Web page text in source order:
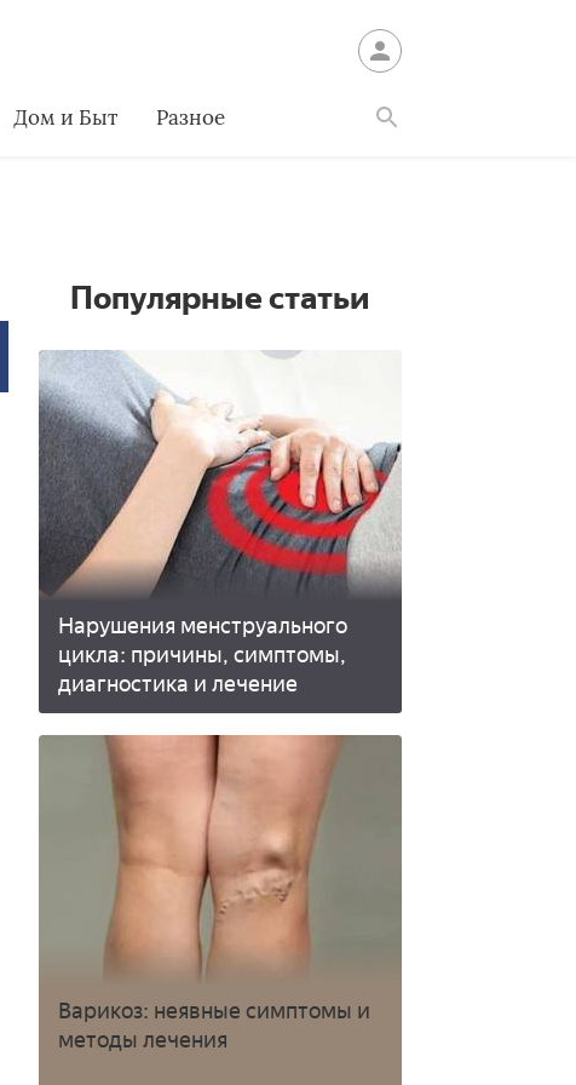
Дом и Быт Разное
Популярные статьи
Нарушения менструального
цикла: причины, симптомы,
диагностика и лечение
Варикоз: неявные симптомы и
методы лечения